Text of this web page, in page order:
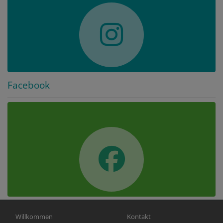
Facebook
Hauptnavigation
Willkommen Fußbereichsmenü
Kontakt